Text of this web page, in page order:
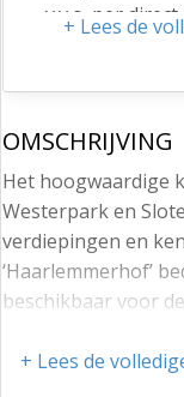
v.v.o. per
natuurlijk
De entree van
ontvangst van
Westerpark
Locatie
Het bruisende
toegevoegd.
+ Lees de
OMSCHRIJVING
Het hoogwaardige
Westerpark en
verdiepingen en
‘Haarlemmerhof’
beschikbaar voor
lichtinval.
+ Lees de